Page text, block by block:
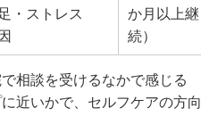
・ストレス
か月以上継
続）
相談を受けるなかで感じる
近いかで、セルフケアの方向